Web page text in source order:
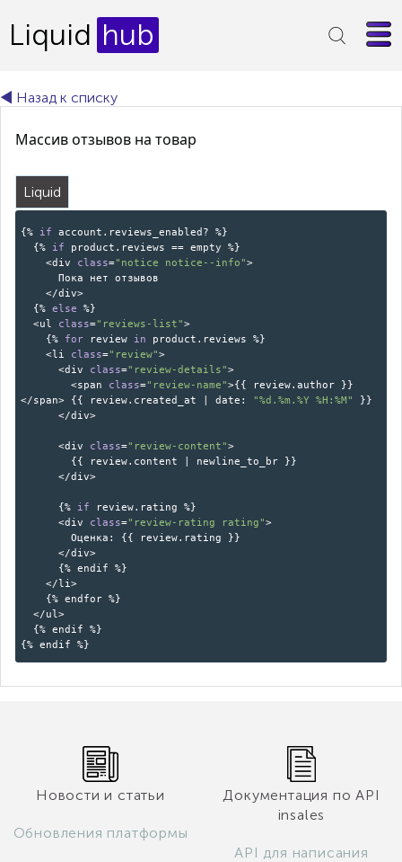
Liquid hub
◄ Назад к списку
Массив отзывов на товар
Liquid
{% if account.reviews_enabled? %}
{%
if product.reviews == empty %}
<div
class="notice notice--info">
Пока нет отзывов
</div>
{% else %}
<ul
class="reviews-list">
{%
forreview in product.reviews %}
<li
class="review">
<div
class="review-details">
<span
class="review-name">{{ review.author }}
</span> {{ review.created_at | date:
"%d.%m.%Y %H:%M"
}}
</div>
<div class="review-content">
{{ review.content | newline_to_br }}
</div>
{% if review.rating %}
<div
class="review-rating rating">
Оценка: {{ review.rating }}
</div>
{% endif %}
</li>
{% endfor %}
</ul>
{% endif %}
{% endif %}
Новости и статьи
Обновления платформы
Документация по API
insales
API для написания